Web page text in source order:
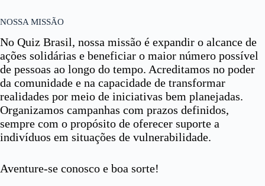
NOSSA MISSÃO
No Quiz Brasil, nossa missão é expandir o alcance de
ações solidárias e beneficiar o maior número possível
de pessoas ao longo do tempo. Acreditamos no poder
da comunidade e na capacidade de transformar
realidades por meio de iniciativas bem planejadas.
Organizamos campanhas com prazos definidos,
sempre com o propósito de oferecer suporte a
indivíduos em situações de vulnerabilidade.
Aventure-se conosco e boa sorte!